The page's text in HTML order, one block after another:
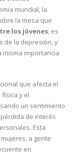
mundial, la
la mesa que
los jóvenes, es
de la depresión, y
importancia
que afecta el
y el
un sentimiento
de interés
Esta
a gente
en